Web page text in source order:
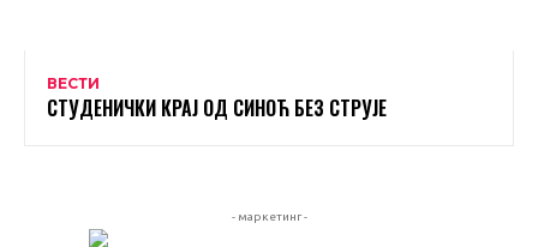
ВЕСТИ
СТУДЕНИЧКИ КРАЈ ОД СИНОЋ БЕЗ СТРУЈЕ
- маркетинг -